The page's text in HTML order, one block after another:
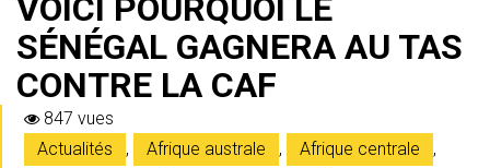
VOICI POURQUOI LE
SÉNÉGAL GAGNERA AU TAS
CONTRE LA CAF
847 vues
Actualités
, Afrique australe , Afrique centrale
,